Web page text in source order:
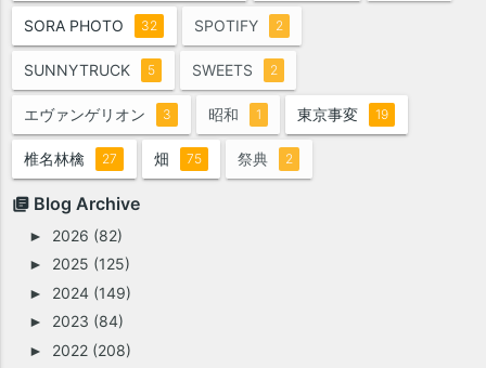
SORA PHOTO 32 SPOTIFY 2
SUNNYTRUCK 5 SWEETS 2
エヴァンゲリオン 3 昭和 1 東京事変 19
椎名林檎 27 畑 75 祭典 2
Blog Archive
► 2026 (82)
► 2025 (125)
► 2024 (149)
► 2023 (84)
► 2022 (208)